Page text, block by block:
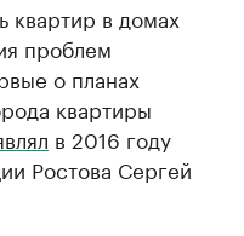
квартир в домах
проблем
о планах
квартиры
в 2016 году
Ростова Сергей